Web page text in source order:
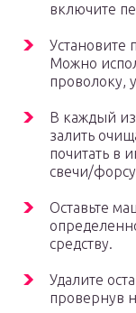
включите
Можно
проволоку,
В каждый
залить
почитать в
свечи/
Оставьте
средству.
Удалите
провернув